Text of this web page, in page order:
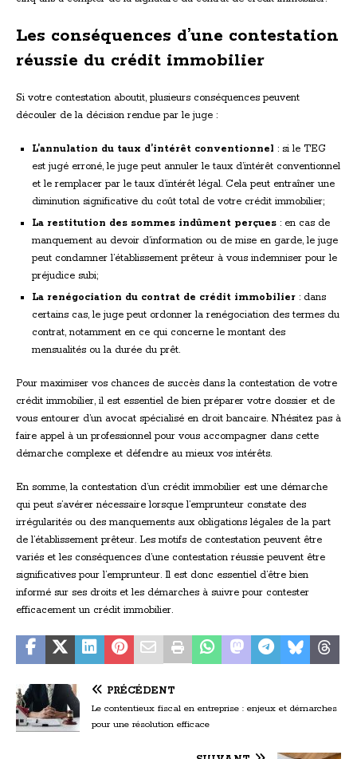
Les conséquences d’une contestation
réussie du crédit immobilier
Si votre contestation aboutit, plusieurs conséquences peuvent
découler de la décision rendue par le juge :
L’annulation du taux d’intérêt conventionnel : si le TEG
est jugé erroné, le juge peut annuler le taux d’intérêt conventionnel
et le remplacer par le taux d’intérêt légal. Cela peut entraîner une
diminution significative du coût total de votre crédit immobilier;
La restitution des sommes indûment perçues : en cas de
manquement au devoir d’information ou de mise en garde, le juge
peut condamner l’établissement prêteur à vous indemniser pour le
préjudice subi;
La renégociation du contrat de crédit immobilier : dans
certains cas, le juge peut ordonner la renégociation des termes du
contrat, notamment en ce qui concerne le montant des
mensualités ou la durée du prêt.
Pour maximiser vos chances de succès dans la contestation de votre
crédit immobilier, il est essentiel de bien préparer votre dossier et de
vous entourer d’un avocat spécialisé en droit bancaire. N’hésitez pas à
faire appel à un professionnel pour vous accompagner dans cette
démarche complexe et défendre au mieux vos intérêts.
En somme, la contestation d’un crédit immobilier est une démarche
qui peut s’avérer nécessaire lorsque l’emprunteur constate des
irrégularités ou des manquements aux obligations légales de la part
de l’établissement prêteur. Les motifs de contestation peuvent être
variés et les conséquences d’une contestation réussie peuvent être
significatives pour l’emprunteur. Il est donc essentiel d’être bien
informé sur ses droits et les démarches à suivre pour contester
efficacement un crédit immobilier.
PRÉCÉDENT
Le contentieux fiscal en entreprise : enjeux et démarches
pour une résolution efficace